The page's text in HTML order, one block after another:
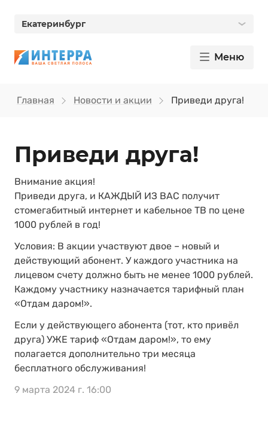
Екатеринбург
Меню
Главная Новости и акции Приведи друга!
Приведи друга!
Внимание акция!
Приведи друга, и КАЖДЫЙ ИЗ ВАС получит
стомегабитный интернет и кабельное ТВ по цене
1000 рублей в год!
Условия: В акции участвуют двое – новый и
действующий абонент. У каждого участника на
лицевом счету должно быть не менее 1000 рублей.
Каждому участнику назначается тарифный план
«Отдам даром!».
Если у действующего абонента (тот, кто привёл
друга) УЖЕ тариф «Отдам даром!», то ему
полагается дополнительно три месяца
бесплатного обслуживания!
9 марта 2024 г. 16:00